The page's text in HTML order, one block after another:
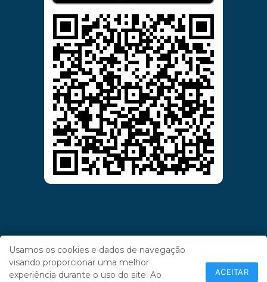
Usamos os cookies e dados de navegação
visando proporcionar uma melhor
experiência durante o uso do site. Ao
ACEITAR